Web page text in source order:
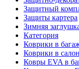
Защитный
Защиты картера
Зимняя
Категория
Коврики в
Коврики в салон
Ковры EVA в